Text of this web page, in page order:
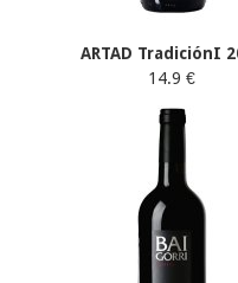
ARTAD TradiciónI
14.9 €